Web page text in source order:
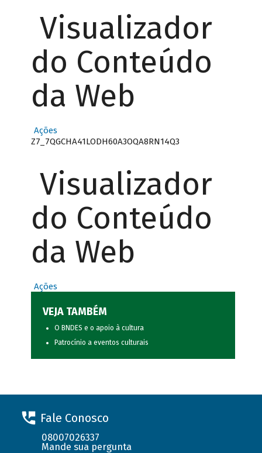
Visualizador
do Conteúdo
da Web
Ações
Z7_7QGCHA41LODH60A3OQA8RN14Q3
Visualizador
do Conteúdo
da Web
Ações
VEJA TAMBÉM
O BNDES e o apoio à cultura
Patrocínio a eventos culturais
Fale Conosco
08007026337
Mande sua pergunta